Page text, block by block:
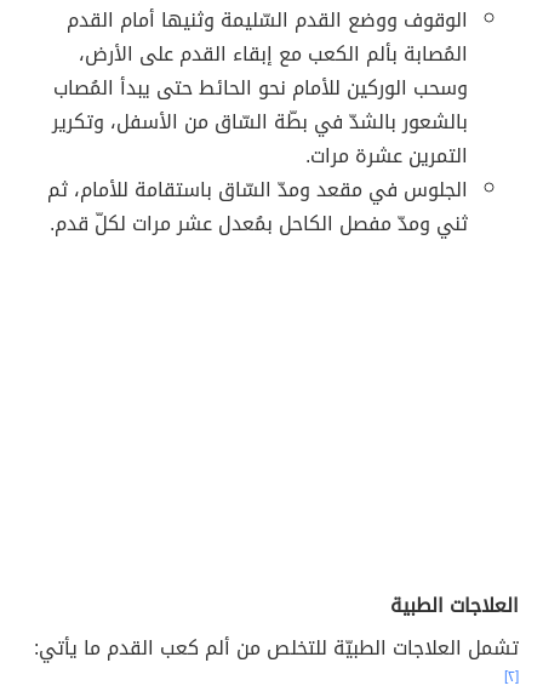
الوقوف ووضع القدم السّليمة وثنيها أمام القدم
المُصابة بألم الكعب مع إبقاء القدم على الأرض،
وسحب الوركين للأمام نحو الحائط حتى يبدأ المُصاب
بالشعور بالشدّ في بطّة السّاق من الأسفل، وتكرير
التمرين عشرة مرات.
الجلوس في مقعد ومدّ السّاق باستقامة للأمام، ثم
ثني ومدّ مفصل الكاحل بمُعدل عشر مرات لكلّ قدم.
العلاجات الطبية
تشمل العلاجات الطبيّة للتخلص من ألم كعب القدم ما يأتي:
[٢]